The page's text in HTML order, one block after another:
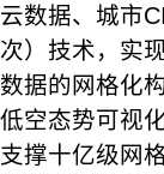
云数据、城市
次）技术，实
数据的网格化
低空态势可视
支撑十亿级网